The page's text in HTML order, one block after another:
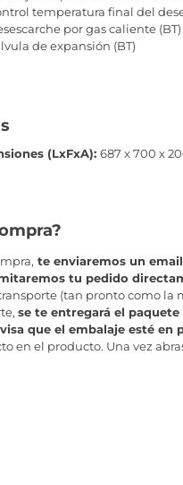
temperatura final del
por gas caliente (BT)
de expansión (BT)
(LxFxA): 687 x 700 x
te enviaremos un email
tu pedido
(tan pronto como la
se te entregará el
que el embalaje esté en
en el producto. Una vez